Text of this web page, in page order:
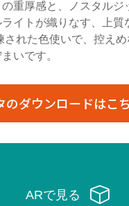
重厚感と、ノスタルジ
イトが織りなす、上質
された色使いで、控え
いです。
のダウンロードはこ